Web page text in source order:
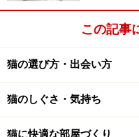
どこからが「肥満」にな
四つ足で立っている猫
お腹の方が出っ張って
えたり、背骨を触った
あばら骨が脂肪の下で
この記事
猫の選び方・出会い方
猫のしぐさ・気持ち
猫に快適な部屋づくり